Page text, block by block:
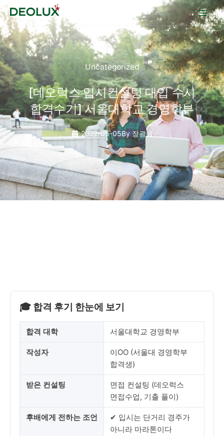
콘텐츠로
건너뛰기
Uncategorized
[데오럭스 입시컨설팅 대입 수시
합격수기] 서울대학교 경영학부
2022-05-05By장광원
🎓 합격 후기 한눈에 보기
합격 대학 서울대학교 경영학부
작성자
이OO (서울대 경영학부
합격생)
받은 컨설팅
면접 컨설팅 (데오럭스
면접수업, 기출 풀이)
후배에게 전하는 조언
✔ 입시는 단거리 경주가
아니라 마라톤이다